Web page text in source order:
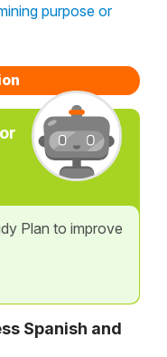
purpose or
Plan to improve
Spanish and